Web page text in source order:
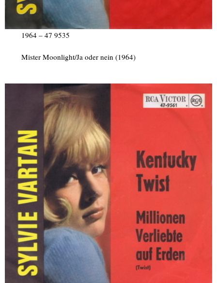
1964 – 47 9535
Mister Moonlight/Ja oder nein (1964)